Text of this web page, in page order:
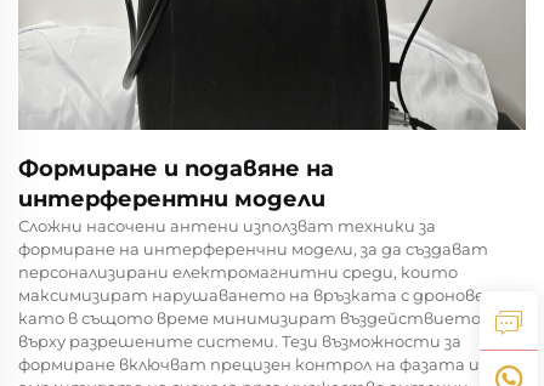
Формиране и подавяне на
интерферентни модели
Сложни насочени антени използват техники за
формиране на интерференчни модели, за да създават
персонализирани електромагнитни среди, които
максимизират нарушаването на връзката с дронове,
като в същото време минимизират въздействието
върху разрешените системи. Тези възможности за
формиране включват прецизен контрол на фазата и